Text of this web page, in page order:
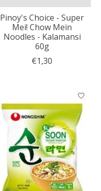
Pinoy's Choice - Super
Mei! Chow Mein
Noodles - Kalamansi
60g
€1,30